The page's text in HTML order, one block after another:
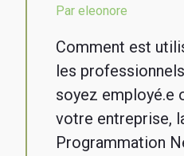
Par eleonore
Comment est
les
soyez employé.e
votre entreprise,
Programmation